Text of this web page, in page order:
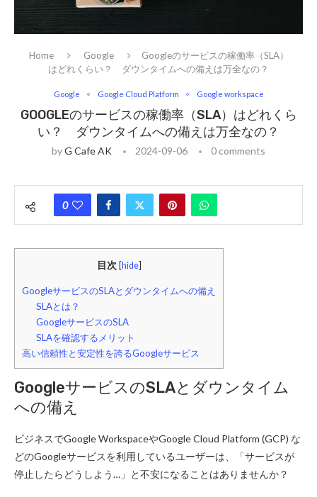
Home Google
Googleのサービスの稼働率（SLA）
はどれくらい？ ダウンタイムへの備えは万全なの？
Google Google Cloud Platform Google workspace
GOOGLEのサービスの稼働率（SLA）はどれくら
い？ ダウンタイムへの備えは万全なの？
byG Cafe AK 2024-09-06 0 comments
0
目次 hide]
GoogleサービスのSLAとダウンタイムへの備え
SLAとは？
GoogleサービスのSLA
SLAを確認するメリット
高い信頼性と安定性を誇るGoogleサービス
GoogleサービスのSLAとダウンタイム
への備え
ビジネスでGoogle WorkspaceやGoogle Cloud Platform (GCP) な
どのGoogleサービスを利用しているユーザーは、「サービスが
停止したらどうしよう…」と不安になることはありませんか？